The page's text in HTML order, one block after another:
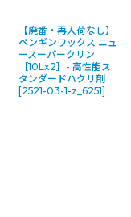
【廃番・再入荷なし】
ペンギンワックス ニュ
ースーパークリン
［10Lx2］- 高性能ス
タンダードハクリ剤
[2521-03-1-z_6251]